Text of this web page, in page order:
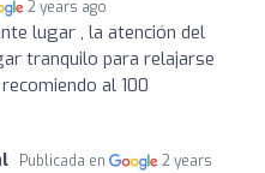
2 years ago
lugar , la atención del
tranquilo para relajarse
al 100
Publicada en
2 years